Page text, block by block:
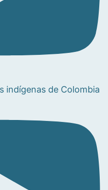
indígenas de Colombia